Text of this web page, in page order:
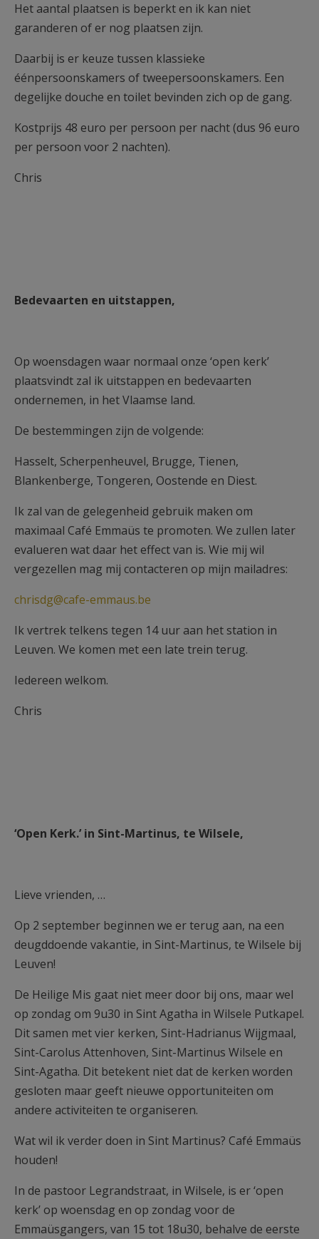
Het aantal plaatsen is beperkt en ik kan niet
garanderen of er nog plaatsen zijn.
Daarbij is er keuze tussen klassieke
éénpersoonskamers of tweepersoonskamers. Een
degelijke douche en toilet bevinden zich op de gang.
Kostprijs 48 euro per persoon per nacht (dus 96 euro
per persoon voor 2 nachten).
Chris
Bedevaarten en uitstappen,
Op woensdagen waar normaal onze ‘open kerk’
plaatsvindt zal ik uitstappen en bedevaarten
ondernemen, in het Vlaamse land.
De bestemmingen zijn de volgende:
Hasselt, Scherpenheuvel, Brugge, Tienen,
Blankenberge, Tongeren, Oostende en Diest.
Ik zal van de gelegenheid gebruik maken om
maximaal Café Emmaüs te promoten. We zullen later
evalueren wat daar het effect van is. Wie mij wil
vergezellen mag mij contacteren op mijn mailadres:
chrisdg@cafe-emmaus.be
Ik vertrek telkens tegen 14 uur aan het station in
Leuven. We komen met een late trein terug.
Iedereen welkom.
Chris
‘Open Kerk.’ in Sint-Martinus, te Wilsele,
Lieve vrienden, …
Op 2 september beginnen we er terug aan, na een
deugddoende vakantie, in Sint-Martinus, te Wilsele bij
Leuven!
De Heilige Mis gaat niet meer door bij ons, maar wel
op zondag om 9u30 in Sint Agatha in Wilsele Putkapel.
Dit samen met vier kerken, Sint-Hadrianus Wijgmaal,
Sint-Carolus Attenhoven, Sint-Martinus Wilsele en
Sint-Agatha. Dit betekent niet dat de kerken worden
gesloten maar geeft nieuwe opportuniteiten om
andere activiteiten te organiseren.
Wat wil ik verder doen in Sint Martinus? Café Emmaüs
houden!
In de pastoor Legrandstraat, in Wilsele, is er ‘open
kerk’ op woensdag en op zondag voor de
Emmaüsgangers, van 15 tot 18u30, behalve de eerste